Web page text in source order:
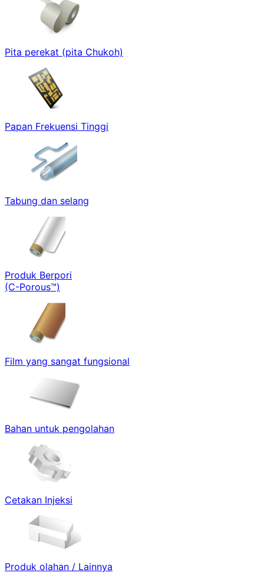
Pita perekat (pita Chukoh)
Papan Frekuensi Tinggi
Tabung dan selang
Produk Berpori
(C-Porous™)
Film yang sangat fungsional
Bahan untuk pengolahan
Cetakan Injeksi
Produk olahan / Lainnya